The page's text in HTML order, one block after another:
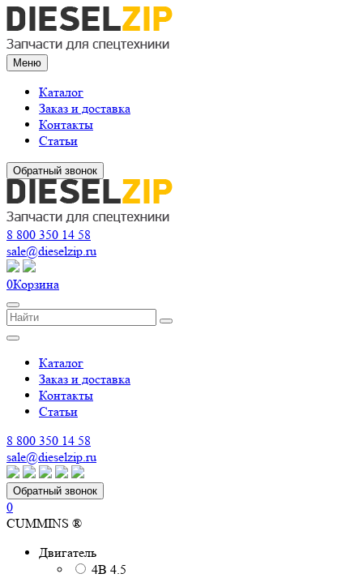
Меню
Каталог
Заказ и доставка
Контакты
Статьи
Обратный звонок
8 800 350 14 58
sale@dieselzip.ru
0Корзина
Каталог
Заказ и доставка
Контакты
Статьи
8 800 350 14 58
sale@dieselzip.ru
Обратный звонок
0
CUMMINS ®
Двигатель
4B 4.5